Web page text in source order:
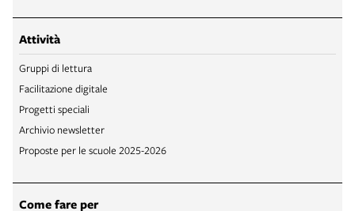
Attività
Gruppi di lettura
Facilitazione digitale
Progetti speciali
Archivio newsletter
Proposte per le scuole 2025-2026
Come fare per